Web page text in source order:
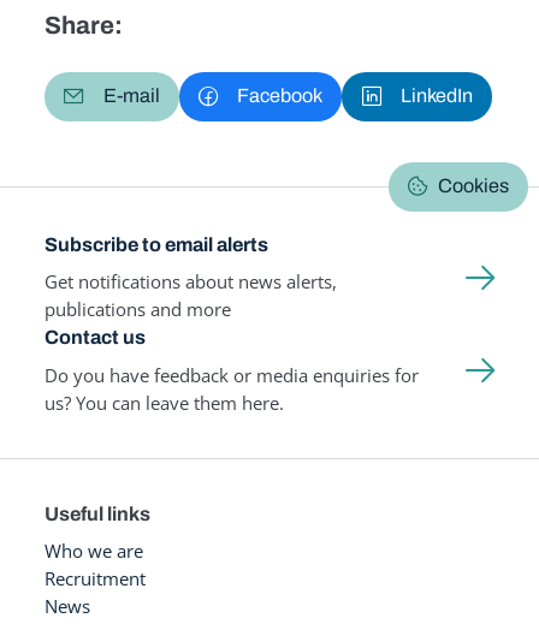
Share:
E-mail Facebook LinkedIn
Cookies
Subscribe to email alerts
Get notifications about news alerts,
publications and more
Contact us
Do you have feedback or media enquiries for
us? You can leave them here.
Useful links
Who we are
Recruitment
News